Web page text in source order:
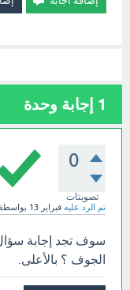
1 إجابة وحدة
0
تصويتات
تم الرد عليه فبراير 13
سوف تجد إجابة
الجوف ؟ بالأعلى.